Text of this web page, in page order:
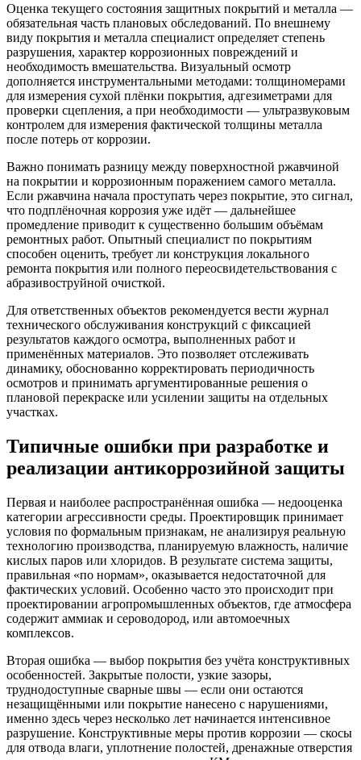
Оценка текущего состояния защитных покрытий и металла —
обязательная часть плановых обследований. По внешнему
виду покрытия и металла специалист определяет степень
разрушения, характер коррозионных повреждений и
необходимость вмешательства. Визуальный осмотр
дополняется инструментальными методами: толщиномерами
для измерения сухой плёнки покрытия, адгезиметрами для
проверки сцепления, а при необходимости — ультразвуковым
контролем для измерения фактической толщины металла
после потерь от коррозии.
Важно понимать разницу между поверхностной ржавчиной
на покрытии и коррозионным поражением самого металла.
Если ржавчина начала проступать через покрытие, это сигнал,
что подплёночная коррозия уже идёт — дальнейшее
промедление приводит к существенно большим объёмам
ремонтных работ. Опытный специалист по покрытиям
способен оценить, требует ли конструкция локального
ремонта покрытия или полного переосвидетельствования с
абразивоструйной очисткой.
Для ответственных объектов рекомендуется вести журнал
технического обслуживания конструкций с фиксацией
результатов каждого осмотра, выполненных работ и
применённых материалов. Это позволяет отслеживать
динамику, обоснованно корректировать периодичность
осмотров и принимать аргументированные решения о
плановой перекраске или усилении защиты на отдельных
участках.
Типичные ошибки при разработке и
реализации антикоррозийной защиты
Первая и наиболее распространённая ошибка — недооценка
категории агрессивности среды. Проектировщик принимает
условия по формальным признакам, не анализируя реальную
технологию производства, планируемую влажность, наличие
кислых паров или хлоридов. В результате система защиты,
правильная «по нормам», оказывается недостаточной для
фактических условий. Особенно часто это происходит при
проектировании агропромышленных объектов, где атмосфера
содержит аммиак и сероводород, или автомоечных
комплексов.
Вторая ошибка — выбор покрытия без учёта конструктивных
особенностей. Закрытые полости, узкие зазоры,
труднодоступные сварные швы — если они остаются
незащищёнными или покрытие нанесено с нарушениями,
именно здесь через несколько лет начинается интенсивное
разрушение. Конструктивные меры против коррозии — скосы
для отвода влаги, уплотнение полостей, дренажные отверстия